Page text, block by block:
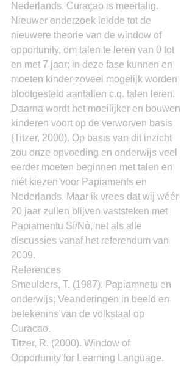
Nederlands. Curaçao is meertalig.
Nieuwer onderzoek leidde tot de
nieuwere theorie van de window of
opportunity, om talen te leren van 0 tot
en met 7 jaar; in deze fase kunnen en
moeten kinder zoveel mogelijk worden
blootgesteld aantallen c.q. talen leren.
Daarna wordt het moeilijker en bouwen
kinderen voort op de verworven basis
(Titzer, 2000). Op basis van dit inzicht
zou onze opvoeding en onderwijs veel
eerder moeten beginnen met talen en
niét kiezen voor Papiaments en
Nederlands. Maar ik vrees dat wij wéér
20 jaar zullen blijven vaststeken met
Papiamentu Sí/Nò, net als alle
discussies vanaf het referendum van
2009.
References
Smeulders, T. (1987). Papiamnetu en
onderwijs; Veanderingen in beeld en
betekenins van de volkstaal op
Curacao.
Titzer, R. (2000). Window of
Opportunity for Learning Language.